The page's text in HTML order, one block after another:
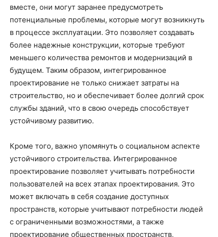
вместе, они могут заранее предусмотреть
потенциальные проблемы, которые могут возникнуть
в процессе эксплуатации. Это позволяет создавать
более надежные конструкции, которые требуют
меньшего количества ремонтов и модернизаций в
будущем. Таким образом, интегрированное
проектирование не только снижает затраты на
строительство, но и обеспечивает более долгий срок
службы зданий, что в свою очередь способствует
устойчивому развитию.
Кроме того, важно упомянуть о социальном аспекте
устойчивого строительства. Интегрированное
проектирование позволяет учитывать потребности
пользователей на всех этапах проектирования. Это
может включать в себя создание доступных
пространств, которые учитывают потребности людей
с ограниченными возможностями, а также
проектирование общественных пространств,